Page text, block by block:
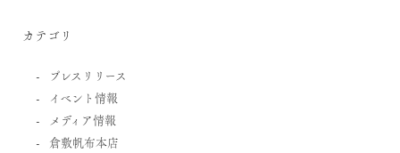
カテゴリ
プレスリリース
イベント情報
メディア情報
倉敷帆布本店